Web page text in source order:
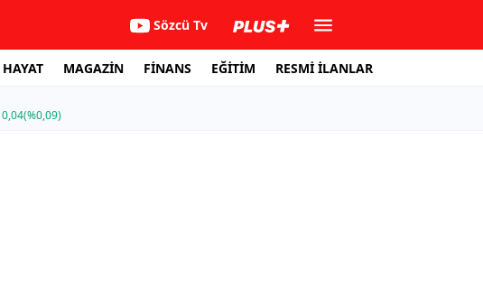
Sözcü Tv
HAYAT MAGAZİN FİNANS EĞİTİM RESMİ İLANLAR
0,04(%0,09)